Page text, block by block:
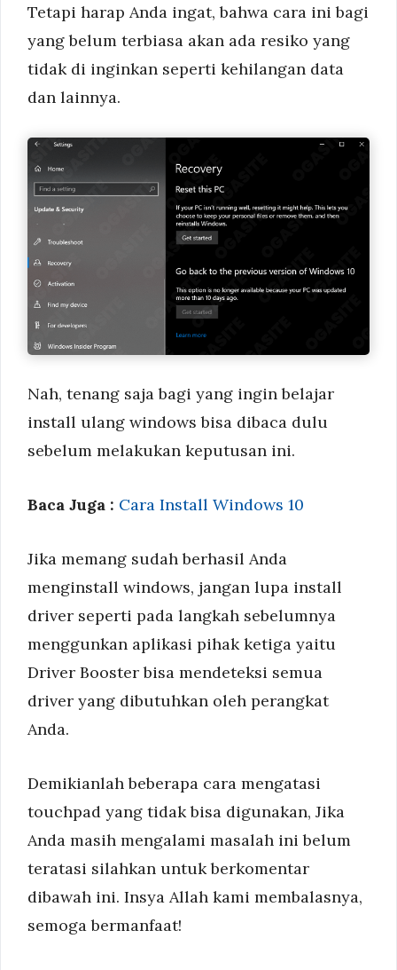
Tetapi harap Anda ingat, bahwa cara ini bagi
yang belum terbiasa akan ada resiko yang
tidak di inginkan seperti kehilangan data
dan lainnya.
Nah, tenang saja bagi yang ingin belajar
install ulang windows bisa dibaca dulu
sebelum melakukan keputusan ini.
Baca Juga : Cara Install Windows 10
Jika memang sudah berhasil Anda
menginstall windows, jangan lupa install
driver seperti pada langkah sebelumnya
menggunkan aplikasi pihak ketiga yaitu
Driver Booster bisa mendeteksi semua
driver yang dibutuhkan oleh perangkat
Anda.
Demikianlah beberapa cara mengatasi
touchpad yang tidak bisa digunakan, Jika
Anda masih mengalami masalah ini belum
teratasi silahkan untuk berkomentar
dibawah ini. Insya Allah kami membalasnya,
semoga bermanfaat!